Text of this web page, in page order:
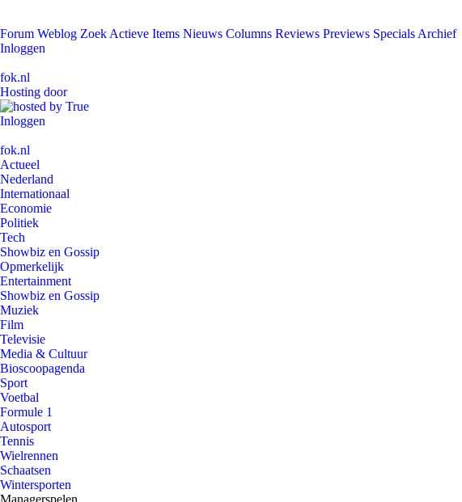
Forum Weblog Zoek Actieve Items Nieuws Columns Reviews Previews Specials Archief
Inloggen
fok.nl
Hosting door
Inloggen
fok.nl
Actueel
Nederland
Internationaal
Economie
Politiek
Tech
Showbiz en Gossip
Opmerkelijk
Entertainment
Showbiz en Gossip
Muziek
Film
Televisie
Media & Cultuur
Bioscoopagenda
Sport
Voetbal
Formule 1
Autosport
Tennis
Wielrennen
Schaatsen
Wintersporten
Managerspelen